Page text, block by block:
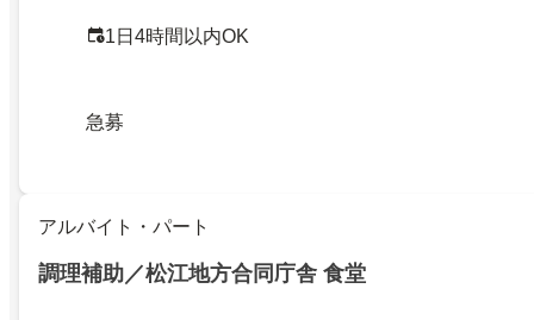
1日4時間以内OK
急募
アルバイト・パート
調理補助／松江地方合同庁舎 食堂